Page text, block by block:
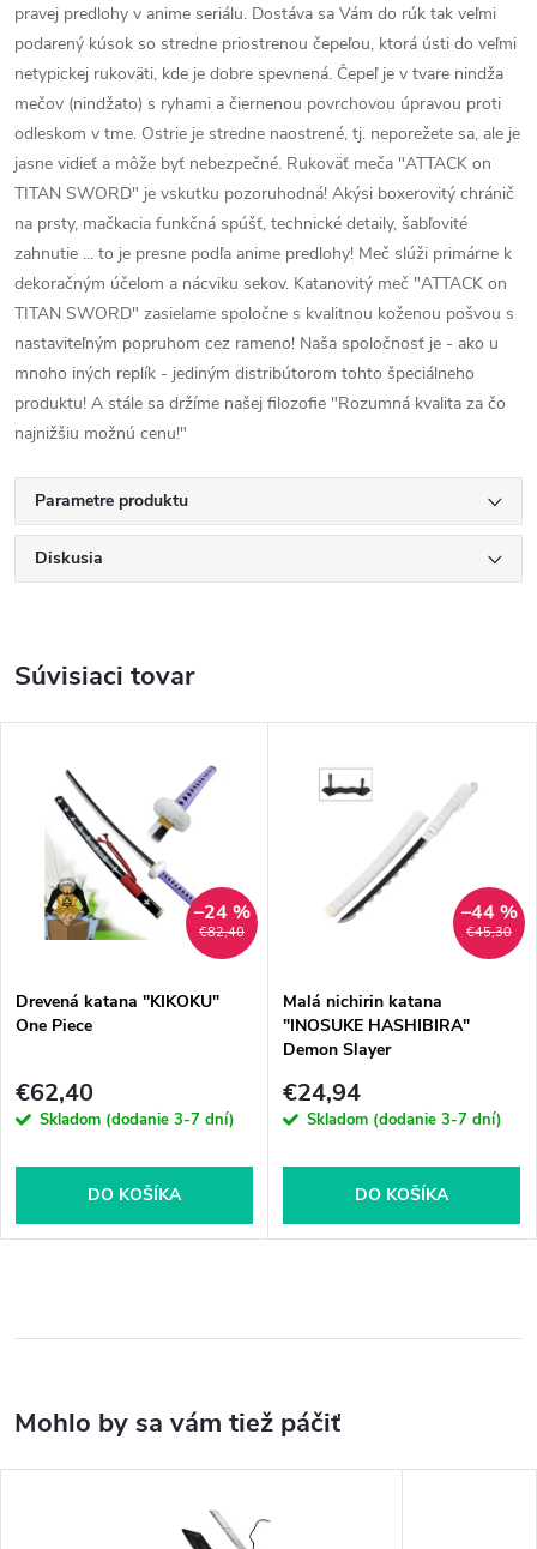
pravej predlohy v anime seriálu. Dostáva sa Vám do rúk tak veľmi
podarený kúsok so stredne priostrenou čepeľou, ktorá ústi do veľmi
netypickej rukoväti, kde je dobre spevnená. Čepeľ je v tvare nindža
mečov (nindžato) s ryhami a čiernenou povrchovou úpravou proti
odleskom v tme. Ostrie je stredne naostrené, tj. neporežete sa, ale je
jasne vidieť a môže byť nebezpečné. Rukoväť meča "ATTACK on
TITAN SWORD" je vskutku pozoruhodná! Akýsi boxerovitý chránič
na prsty, mačkacia funkčná spúšť, technické detaily, šabľovité
zahnutie ... to je presne podľa anime predlohy! Meč slúži primárne k
dekoračným účelom a nácviku sekov. Katanovitý meč "ATTACK on
TITAN SWORD" zasielame spoločne s kvalitnou koženou pošvou s
nastaviteľným popruhom cez rameno! Naša spoločnosť je - ako u
mnoho iných replík - jediným distribútorom tohto špeciálneho
produktu! A stále sa držíme našej filozofie "Rozumná kvalita za čo
najnižšiu možnú cenu!"
Parametre produktu
Diskusia
Súvisiaci tovar
€82,40
–24 %
Drevená katana "KIKOKU"
One Piece
€62,40
Skladom (dodanie 3-7 dní)
DO KOŠÍKA
€45,30
–44 %
Malá nichirin katana
"INOSUKE HASHIBIRA"
Demon Slayer
€24,94
Skladom (dodanie 3-7 dní)
DO KOŠÍKA